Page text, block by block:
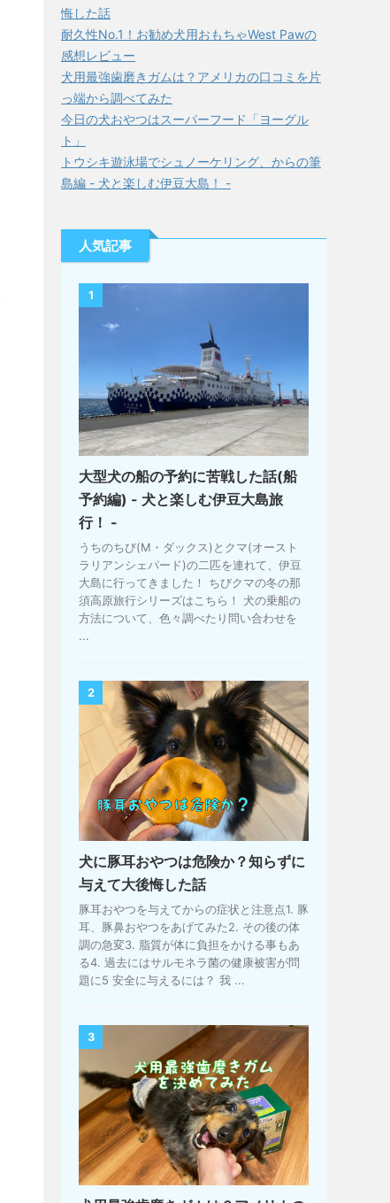
悔した話
耐久性No.1！お勧め犬用おもちゃWest Pawの
感想レビュー
犬用最強歯磨きガムは？アメリカの口コミを片
っ端から調べてみた
今日の犬おやつはスーパーフード「ヨーグル
ト」
トウシキ遊泳場でシュノーケリング、からの筆
島編 - 犬と楽しむ伊豆大島！ -
人気記事
1
大型犬の船の予約に苦戦した話(船
予約編) - 犬と楽しむ伊豆大島旅
行！ -
うちのちび(M・ダックス)とクマ(オースト
ラリアンシェパード)の二匹を連れて、伊豆
大島に行ってきました！ ちびクマの冬の那
須高原旅行シリーズはこちら！ 犬の乗船の
方法について、色々調べたり問い合わせを
...
2
犬に豚耳おやつは危険か？知らずに
与えて大後悔した話
豚耳おやつを与えてからの症状と注意点1. 豚
耳、豚鼻おやつをあげてみた2. その後の体
調の急変3. 脂質が体に負担をかける事もあ
る4. 過去にはサルモネラ菌の健康被害が問
題に5 安全に与えるには？ 我 ...
3